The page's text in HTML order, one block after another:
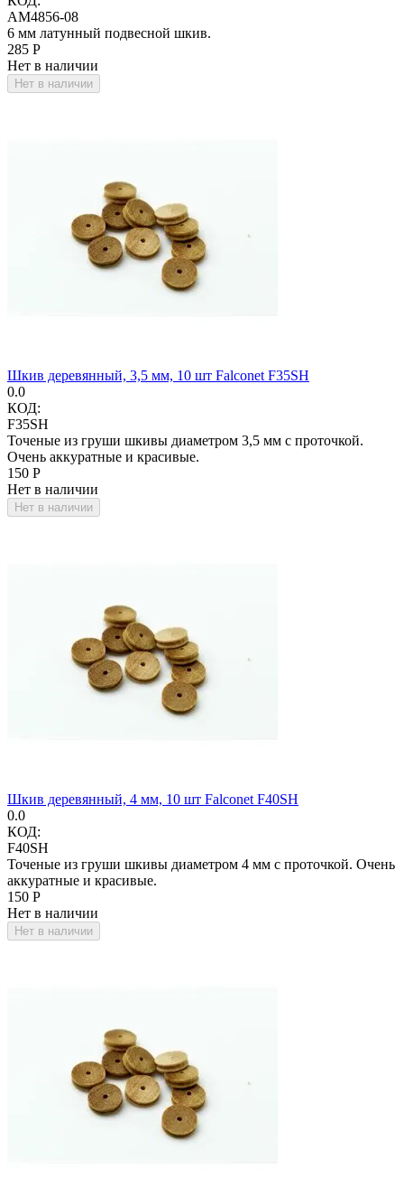
AM4856-08
6 мм латунный подвесной шкив.
‍285‍ Р
Нет в наличии
Нет в наличии
Шкив деревянный, 3,5 мм, 10 шт Falconet F35SH
0.0
КОД:
F35SH
Точеные из груши шкивы диаметром 3,5 мм с проточкой.
Очень аккуратные и красивые.
‍150‍ Р
Нет в наличии
Нет в наличии
Шкив деревянный, 4 мм, 10 шт Falconet F40SH
0.0
КОД:
F40SH
Точеные из груши шкивы диаметром 4 мм с проточкой. Очень
аккуратные и красивые.
‍150‍ Р
Нет в наличии
Нет в наличии